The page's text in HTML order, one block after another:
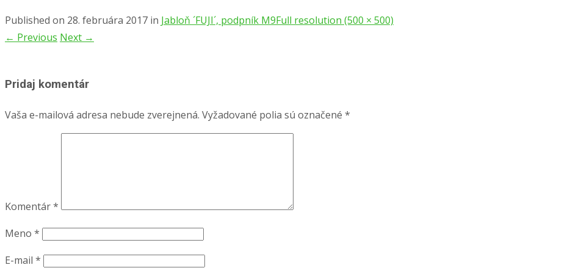
Published on 28. februára 2017 in Jabloň ´FUJI´, podpník M9Full resolution (500 × 500)
← Previous Next →
Pridaj komentár
Vaša e-mailová adresa nebude zverejnená. Vyžadované polia sú označené *
Komentár*
Meno *
E-mail *